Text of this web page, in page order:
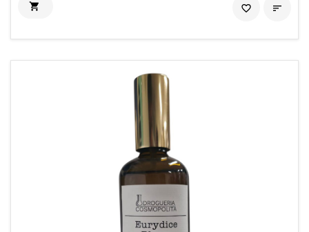
 
favorite_border